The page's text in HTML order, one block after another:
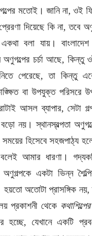
মতোই। জানি না, ওই
দিয়েছে কি না, তবে
বলা যায়।
অণুগল্পের চর্চা আছে, কিন্তু
নিতে পেরেছে, তা কিন্তু
বা উপযুক্ত পরিসরে
আসল ব্যাপার, সেটা
নয়। স্থানস্বল্পতা
হিসেবে সহজপাঠ্য
আমার ধারণা।
অণুগল্পকে একটা ভিন্ন
অতোটা প্রাসঙ্গিক নয়,
প্রকাশনী থেকে
হচ্ছে, যেখানে একটি